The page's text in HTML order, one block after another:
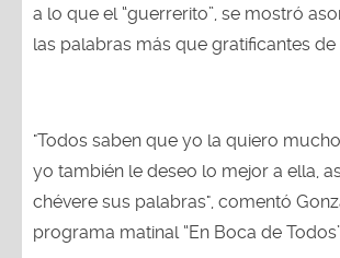
a lo que el “guerrerito”, se mostró
las palabras más que gratificantes de
"Todos saben que yo la quiero
yo también le deseo lo mejor a ella,
chévere sus palabras", comentó
programa matinal “En Boca de